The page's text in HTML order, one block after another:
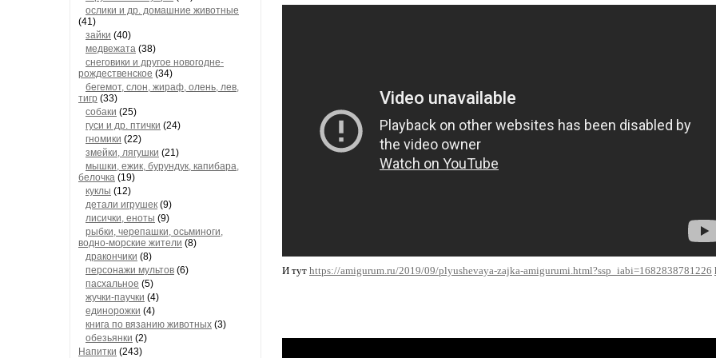
ослики и др. домашние животные
(41)
зайки (40)
медвежата (38)
снеговики и другое новогодне-
рождественское (34)
бегемот, слон, жираф, олень, лев,
тигр (33)
собаки (25)
гуси и др. птички (24)
гномики (22)
змейки, лягушки (21)
мышки, ежик, бурундук, капибара,
белочка (19)
куклы (12)
детали игрушек (9)
лисички, еноты (9)
рыбки, черепашки, осьминоги,
водно-морские жители (8)
дракончики (8)
персонажи мультов (6)
пасхальное (5)
жучки-паучки (4)
единорожки (4)
книга по вязанию животных (3)
обезьянки (2)
Напитки (243)
И тут https://amigurum.ru/2019/09/plyushevaya-zajka-amigurumi.html?ssp_iabi=1682838781226